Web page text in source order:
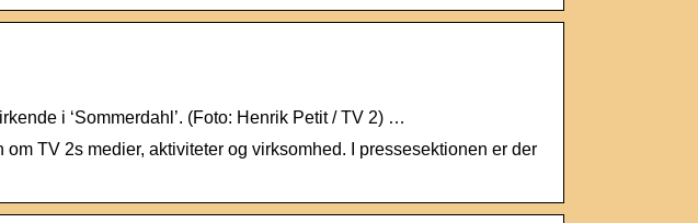
i ‘Sommerdahl’. (Foto: Henrik Petit / TV 2) …
TV 2s medier, aktiviteter og virksomhed. I pressesektionen er der